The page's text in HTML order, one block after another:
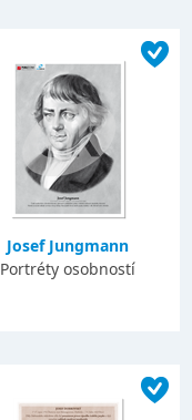
Josef Jungmann
Portréty osobností